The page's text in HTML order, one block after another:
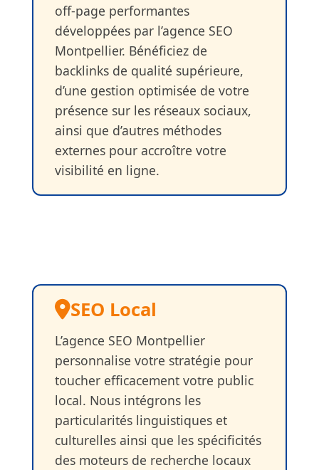
off-page performantes
développées par l’agence SEO
Montpellier. Bénéficiez de
backlinks de qualité supérieure,
d’une gestion optimisée de votre
présence sur les réseaux sociaux,
ainsi que d’autres méthodes
externes pour accroître votre
visibilité en ligne.
SEO Local
L’agence SEO Montpellier
personnalise votre stratégie pour
toucher efficacement votre public
local. Nous intégrons les
particularités linguistiques et
culturelles ainsi que les spécificités
des moteurs de recherche locaux